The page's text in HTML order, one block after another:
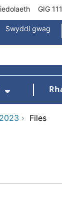
GIG
Swyddi gwag
› Files